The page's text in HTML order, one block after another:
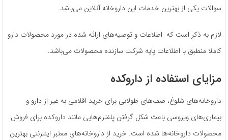
سوالات یکی از بهترین خدمات این داروخانه آنلاین می‌باشد.
لازم به ذکر است که اطلاعات و توصیه‌های ارائه شده در مورد محصولات دارو
کاملا منطبق با اطلاعات پایه شرکت سازنده محصولات می‌باشد.
مزایای استفاده از داروکده
داروخانه‌های شلوغ، صف‌های طولانی برای خرید اقلامی به غیر از دارو و
بیماری‌های ویروسی باعث شکل گرفتن پلفترم‌هایی مانند داروکده برای فروش
محصولات داروخانه‌ها شده است. خرید از داروخانه‌های معتبر اینترنتی بهترین